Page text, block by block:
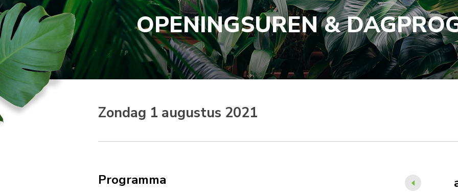
OPENINGSUREN &
Zondag 1 augustus 2021
Programma